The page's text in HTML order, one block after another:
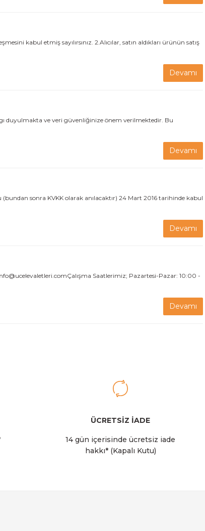
kabul etmiş sayılırsınız. 2.Alıcılar, satın aldıkları ürünün satış
Devamı
duyulmakta ve veri güvenliğinize önem verilmektedir. Bu
Devamı
(bundan sonra KVKK olarak anılacaktır) 24 Mart 2016 tarihinde kabul
Devamı
Saatlerimiz; Pazartesi-Pazar: 10:00 -
Devamı
ÜCRETSİZ İADE
14 gün içerisinde ücretsiz iade
hakkı* (Kapalı Kutu)